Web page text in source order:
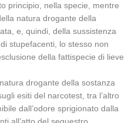
principio, nella specie, mentre
natura drogante della
e, quindi, della sussistenza
stupefacenti, lo stesso non
della fattispecie di lieve
drogante della sostanza
esiti del narcotest, tra l’altro
dall’odore sprigionato dalla